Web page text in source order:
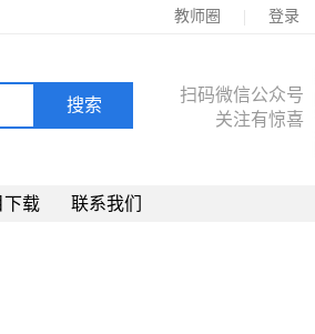
下载 联系我们
教师圈 | 登录
扫码微信公众号
关注有惊喜